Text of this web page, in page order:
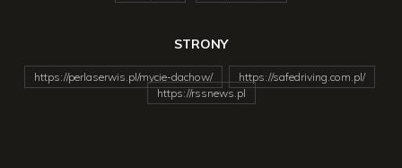
STRONY
https://perlaserwis.pl/mycie-dachow/
https://safedriving.com.pl/
https://rssnews.pl